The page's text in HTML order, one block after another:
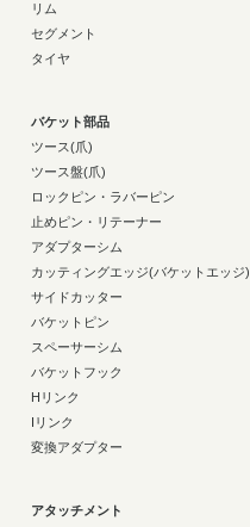
リム
セグメント
タイヤ
バケット部品
ツース(爪)
ツース盤(爪)
ロックピン・ラバーピン
止めピン・リテーナー
アダプターシム
カッティングエッジ(バケットエッジ)
サイドカッター
バケットピン
スペーサーシム
バケットフック
Hリンク
Iリンク
変換アダプター
アタッチメント